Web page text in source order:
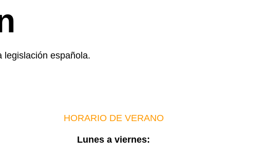
legislación española.
HORARIO DE VERANO
Lunes a viernes: